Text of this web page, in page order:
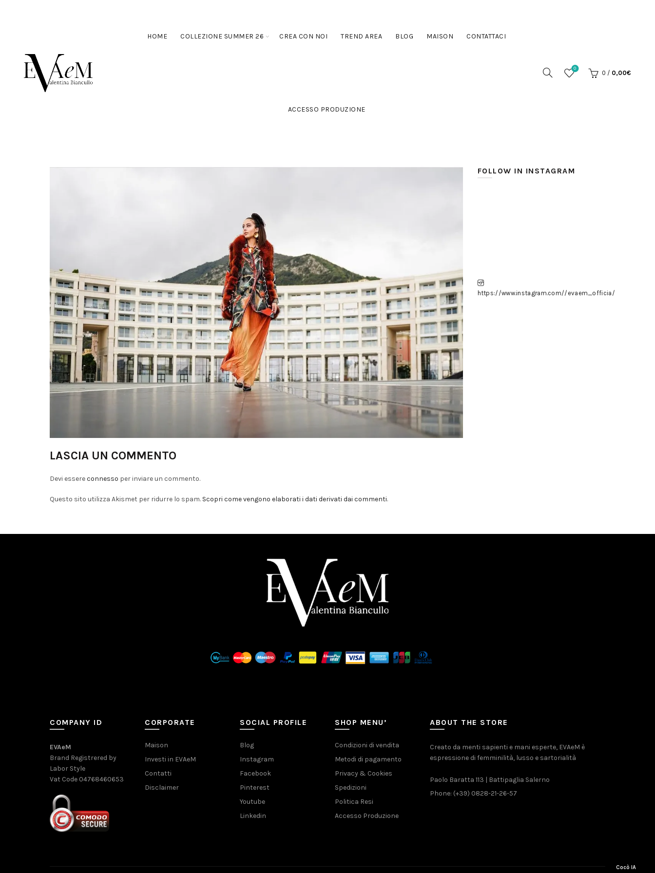
HOME COLLEZIONE SUMMER 26 CREA CON NOI TREND AREA BLOG MAISON CONTATTACI
ACCESSO PRODUZIONE
0
0 / 0,00€
LASCIA UN COMMENTO
Devi essereconnesso per inviare un commento.
Questo sito utilizza Akismet per ridurre lo spam. Scopri come vengono elaborati i dati derivati dai commenti.
FOLLOW IN INSTAGRAM
https://www.instagram.com//evaem_officia/
COMPANY ID
EVAeM
Brand Registrered by
Labor Style
Vat Code 04768460653
CORPORATE
Maison
Investi in EVAeM
Contatti
Disclaimer
SOCIAL PROFILE
Blog
Instagram
Facebook
Pinterest
Youtube
Linkedin
SHOP MENU’
Condizioni di vendita
Metodi di pagamento
Privacy & Cookies
Spedizioni
Politica Resi
Accesso Produzione
ABOUT THE STORE
Creato da menti sapienti e mani esperte, EVAeM è
espressione di femminilità, lusso e sartorialità
Paolo Baratta 113 | Battipaglia Salerno
Phone: (+39) 0828-21-26-57
Cocò IA